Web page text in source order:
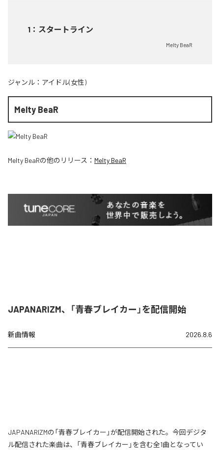
1 ： スタートライン
Melty BeaR
ジャンル： アイドル(女性)
Melty BeaR
Melty BeaRの他のリリース： Melty BeaR
JAPANARIZM、「青春ブレイカー」を配信開始
新曲情報 2026.8.6
JAPANARIZMの「青春ブレイカー」が配信開始された。今回デジタ
ル配信された楽曲は、「青春ブレイカー」を含む全1曲となってい